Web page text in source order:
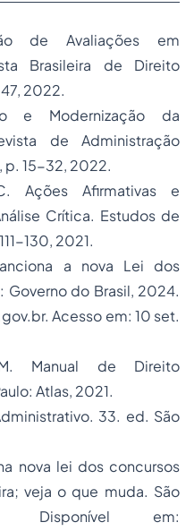
de Avaliações em
Brasileira de Direito
2022.
e Modernização da
de Administração
p. 15-32, 2022.
Ações Afirmativas e
Crítica. Estudos de
130, 2021.
a nova Lei dos
Governo do Brasil, 2024.
Acesso em: 10 set.
Manual de Direito
Atlas, 2021.
. 33. ed. São
nova lei dos concursos
veja o que muda. São
em: